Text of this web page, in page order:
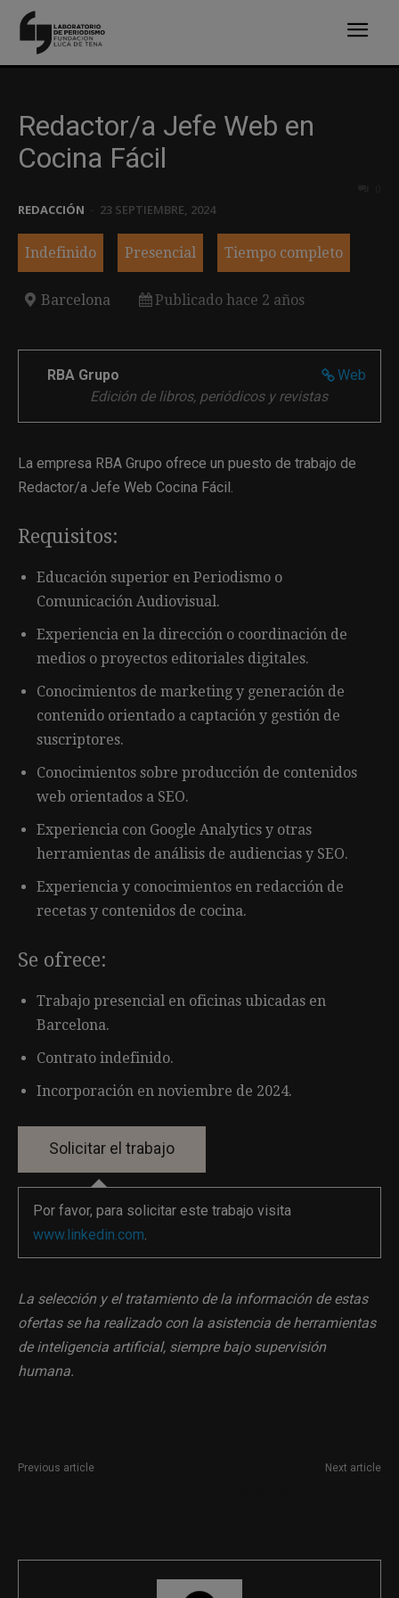
Redactor/a Jefe Web en
Cocina Fácil
REDACCIÓN 23 SEPTIEMBRE, 2024
Indefinido Presencial Tiempo completo
Barcelona Publicado hace 2 años
Web
RBA Grupo
Edición de libros, periódicos y revistas
La empresa RBA Grupo ofrece un puesto de trabajo de
Redactor/a Jefe Web Cocina Fácil.
Requisitos:
Educación superior en Periodismo o
Comunicación Audiovisual.
Experiencia en la dirección o coordinación de
medios o proyectos editoriales digitales.
Conocimientos de marketing y generación de
contenido orientado a captación y gestión de
suscriptores.
Conocimientos sobre producción de contenidos
web orientados a SEO.
Experiencia con Google Analytics y otras
herramientas de análisis de audiencias y SEO.
Experiencia y conocimientos en redacción de
recetas y contenidos de cocina.
Se ofrece:
Trabajo presencial en oficinas ubicadas en
Barcelona.
Contrato indefinido.
Incorporación en noviembre de 2024.
Por favor, para solicitar este trabajo visita
www.linkedin.com.
La selección y el tratamiento de la información de estas
ofertas se ha realizado con la asistencia de herramientas
de inteligencia artificial, siempre bajo supervisión
humana.
Previous article Next article